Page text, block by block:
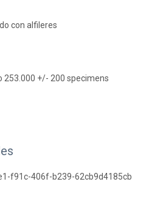
con alfileres
253.000 +/- 200 specimens
f91c-406f-b239-62cb9d4185cb